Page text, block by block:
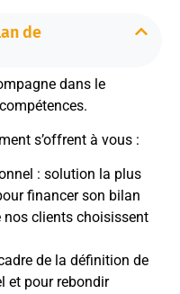
de
dans le
s’offrent à vous :
: solution la plus
financer son bilan
nos clients choisissent
de la définition de
et pour rebondir